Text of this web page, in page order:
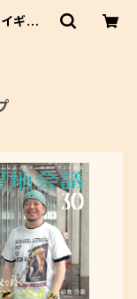
ギショ